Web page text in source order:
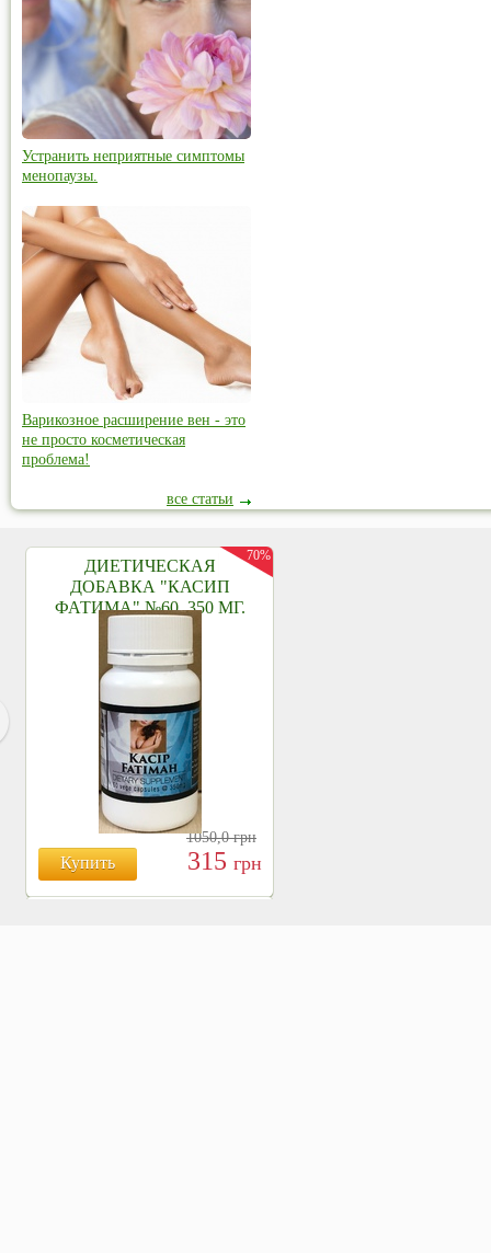
Устранить неприятные симптомы
менопаузы.
Варикозное расширение вен - это
не просто косметическая
проблема!
все статьи
ДИЕТИЧЕСКАЯ
ДОБАВКА "КАСИП
ФАТИМА" №60, 350 МГ.
Купить
1050,0грн
315 грн
70%